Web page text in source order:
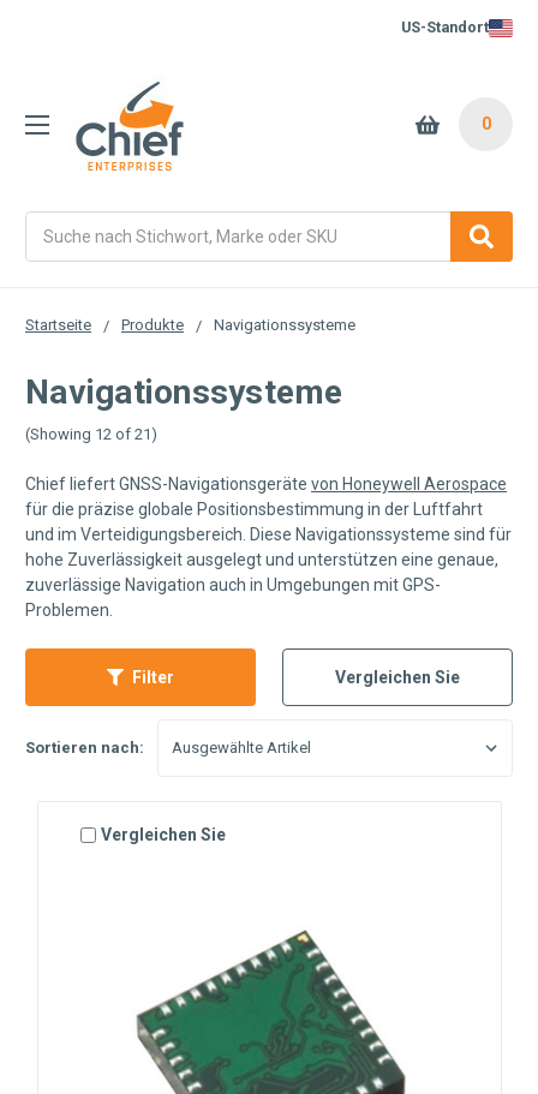
US-Standort
0
Startseite Produkte Navigationssysteme
Navigationssysteme
(Showing 12 of 21)
Chief liefert GNSS-Navigationsgeräte von Honeywell Aerospace
für die präzise globale Positionsbestimmung in der Luftfahrt
und im Verteidigungsbereich. Diese Navigationssysteme sind für
hohe Zuverlässigkeit ausgelegt und unterstützen eine genaue,
zuverlässige Navigation auch in Umgebungen mit GPS-
Problemen.
Filter Vergleichen Sie
Sortieren nach:
Vergleichen Sie